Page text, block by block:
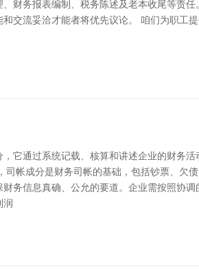
财务报表编制、税务陈述及老本收尾等责
交流妥洽才能者将优先议论。 咱们为职
它通过系统记载、核算和讲述企业的财务
司帐成分是财务司帐的基础，包括钞票、
务信息真确、公允的要道。企业需按照协
润